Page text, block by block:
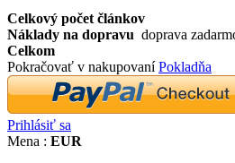
Celkový počet článkov
Náklady na dopravu doprava
Celkom
Pokračovať v nakupovaníPokladňa
Prihlásiť sa
Mena : EUR